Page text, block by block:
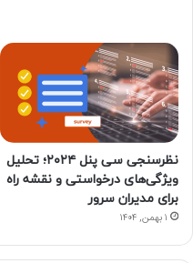
نظرسنجی سی پنل ۲۰۲۴؛ تحلیل
ویژگی‌های درخواستی و نقشه راه
برای مدیران سرور
۱ بهمن, ۱۴۰۴